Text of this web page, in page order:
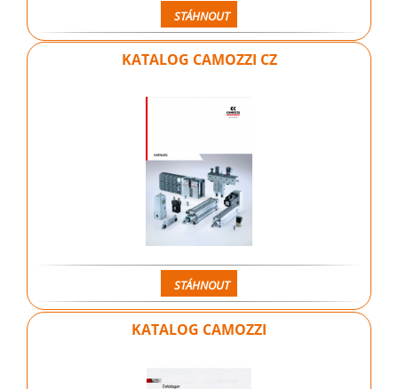
STÁHNOUT
KATALOG CAMOZZI CZ
STÁHNOUT
KATALOG CAMOZZI